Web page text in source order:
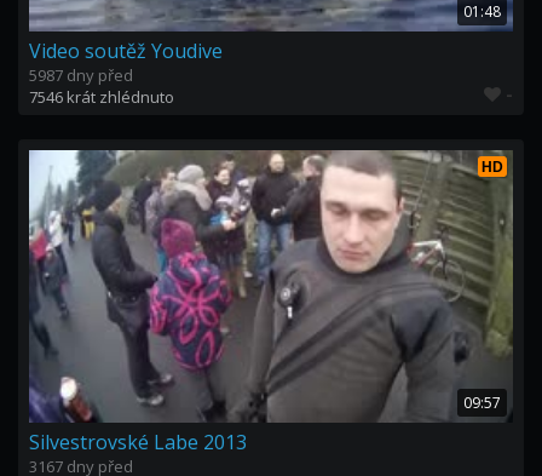
01:48
Video soutěž Youdive
5987 dny před
7546 krát zhlédnuto
-
HD
09:57
Silvestrovské Labe 2013
3167 dny před